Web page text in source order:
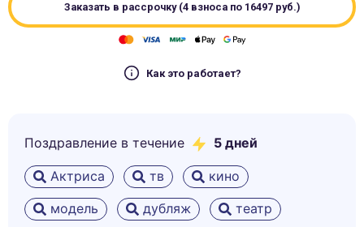
Заказать в рассрочку (4 взноса по 16497руб.)
Как это работает?
Поздравление в течение 5 дней
Актриса тв
кино
модель
дубляж театр